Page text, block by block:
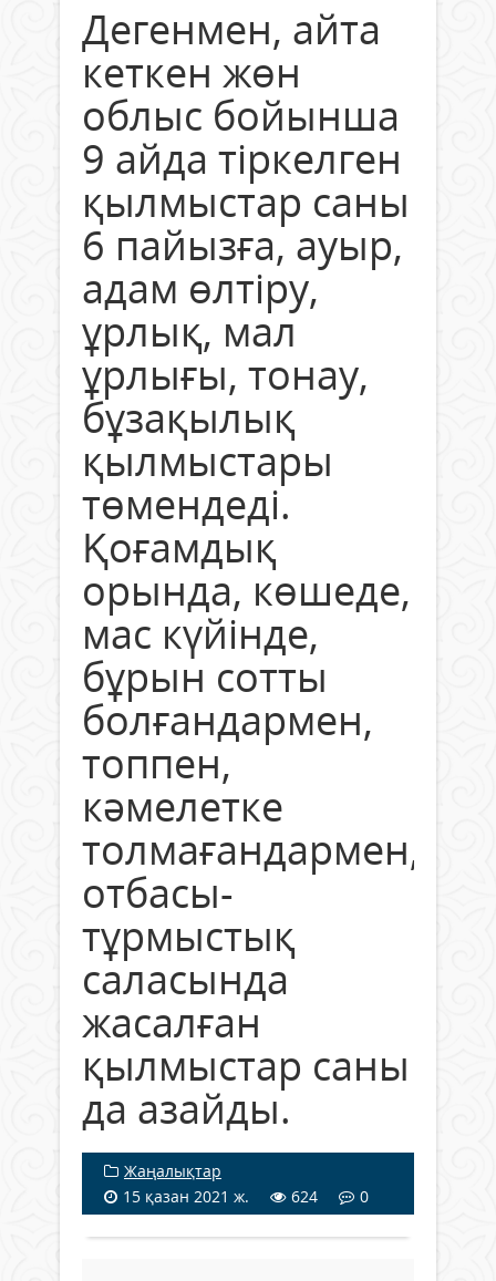
Дегенмен, айта
кеткен жөн
облыс бойынша
9 айда тіркелген
қылмыстар саны
6 пайызға, ауыр,
адам өлтіру,
ұрлық, мал
ұрлығы, тонау,
бұзақылық
қылмыстары
төмендеді.
Қоғамдық
орында, көшеде,
мас күйінде,
бұрын сотты
болғандармен,
топпен,
кәмелетке
толмағандармен,
отбасы-
тұрмыстық
саласында
жасалған
қылмыстар саны
да азайды.
Жаңалықтар
15 қазан 2021 ж.
624 0